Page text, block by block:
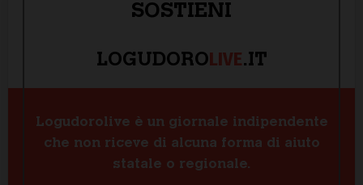
SOSTIENI
LOGUDOROLIVE.IT
Logudorolive è un giornale indipendente
che non riceve di alcuna forma di aiuto
statale o regionale.